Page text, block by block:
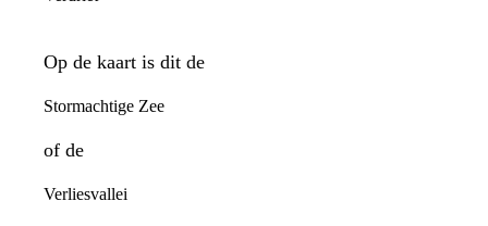
Op de kaart is dit de
Stormachtige Zee
of de
Verliesvallei